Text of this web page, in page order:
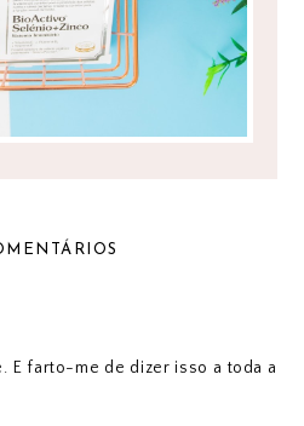
E farto-me de dizer isso a toda a